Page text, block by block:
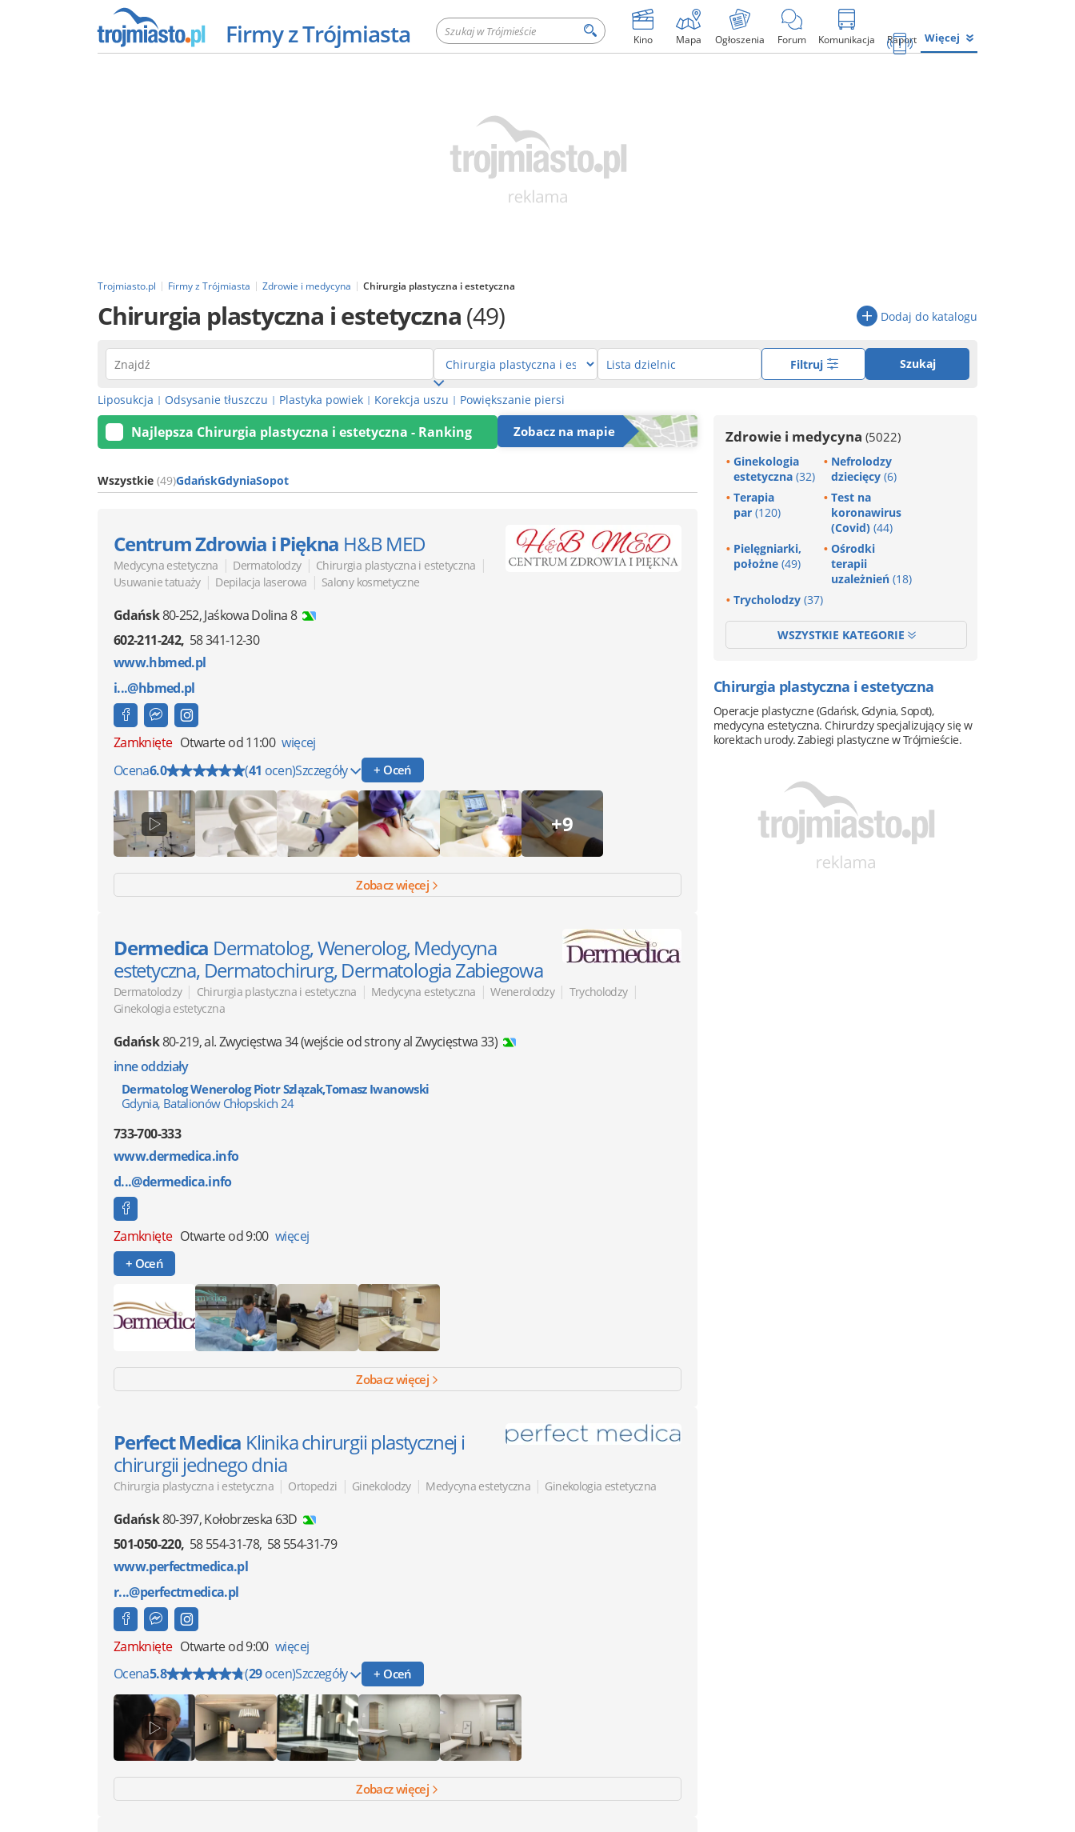
Firmy z Trójmiasta Kino Mapa Ogłoszenia Forum Komunikacja Raport Więcej
Trojmiasto.pl Firmy z Trójmiasta Zdrowie i medycyna Chirurgia plastyczna i estetyczna
Chirurgia plastyczna i estetyczna(49) Dodaj do katalogu
Filtruj Szukaj
Liposukcja | Odsysanie tłuszczu | Plastyka powiek | Korekcja uszu | Powiększanie piersi
Najlepsza Chirurgia plastyczna i estetyczna - Ranking Zobacz na mapie
Wszystkie (49)GdańskGdyniaSopot
Centrum Zdrowia i Piękna H&B MED
Medycyna estetyczna | Dermatolodzy | Chirurgia plastyczna i estetyczna |
Usuwanie tatuaży | Depilacja laserowa | Salony kosmetyczne
Gdańsk80-252,Jaśkowa Dolina 8
602-211-242 58 341-12-30
www.hbmed.pl
i...@hbmed.pl
Zamknięte Otwarte od 11:00 więcej
Ocena6.0 (41 ocen)Szczegóły + Oceń
+9
Zobacz więcej
Dermedica Dermatolog, Wenerolog, Medycyna
estetyczna, Dermatochirurg, Dermatologia Zabiegowa
Dermatolodzy | Chirurgia plastyczna i estetyczna | Medycyna estetyczna | Wenerolodzy | Trycholodzy |
Ginekologia estetyczna
Gdańsk80-219,al. Zwycięstwa 34(wejście od strony al Zwycięstwa 33)
inne oddziały
Dermatolog Wenerolog Piotr Szlązak,Tomasz Iwanowski
Gdynia, Batalionów Chłopskich 24
733-700-333
www.dermedica.info
d...@dermedica.info
Zamknięte Otwarte od 9:00 więcej
+ Oceń
Zobacz więcej
Perfect Medica Klinika chirurgii plastycznej i
chirurgii jednego dnia
Chirurgia plastyczna i estetyczna | Ortopedzi | Ginekolodzy | Medycyna estetyczna | Ginekologia estetyczna
Gdańsk80-397,Kołobrzeska 63D
501-050-220 58 554-31-78 58 554-31-79
www.perfectmedica.pl
r...@perfectmedica.pl
Zamknięte Otwarte od 9:00 więcej
Ocena5.8 (29ocen)Szczegóły + Oceń
Zobacz więcej
Zdrowie i medycyna (5022)
Ginekologia
estetyczna (32)
Nefrolodzy
dziecięcy (6)
Terapia
par (120)
Test na
koronawirus
(Covid) (44)
Pielęgniarki,
położne (49)
Ośrodki
terapii
uzależnień (18)
Trycholodzy (37)
WSZYSTKIE KATEGORIE
Chirurgia plastyczna i estetyczna
Operacje plastyczne (Gdańsk, Gdynia, Sopot),
medycyna estetyczna. Chirurdzy specjalizujący się w
korektach urody. Zabiegi plastyczne w Trójmieście.